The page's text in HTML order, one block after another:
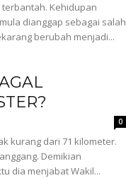
terbantah. Kehidupan
dianggap sebagai salah
berubah menjadi...
0
kurang dari 71 kilometer.
Demikian
dia menjabat Wakil...